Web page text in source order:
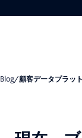
Blog/ 顧客データプラッ